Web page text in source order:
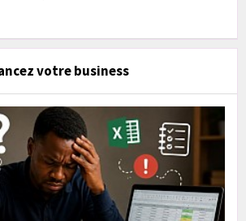
votre business